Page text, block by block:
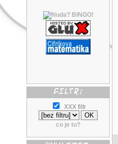
XXX filtr
co je to?